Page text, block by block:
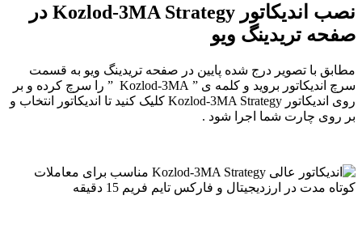
نصب اندیکاتور Kozlod-3MA Strategy در
صفحه تریدینگ ویو
مطابق با تصویر درج شده پایین در صفحه تریدینگ ویو به قسمت
سرچ اندیکاتور بروید و کلمه ی ” Kozlod-3MA ” را سرچ کرده و بر
روی اندیکاتور Kozlod-3MA Strategy کلیک کنید تا اندیکاتور انتخاب و
بر روی چارت شما اجرا شود .